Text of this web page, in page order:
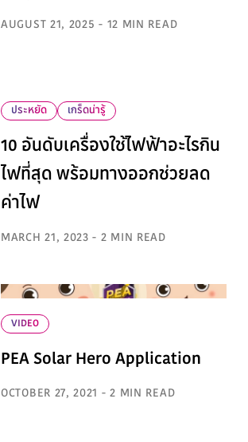
AUGUST 21, 2025 - 12 MIN READ
ประหยัด เกร็ดน่ารู้
10 อันดับเครื่องใช้ไฟฟ้าอะไรกิน
ไฟที่สุด พร้อมทางออกช่วยลด
ค่าไฟ
MARCH 21, 2023 - 2 MIN READ
VIDEO
PEA Solar Hero Application
OCTOBER 27, 2021 - 2 MIN READ